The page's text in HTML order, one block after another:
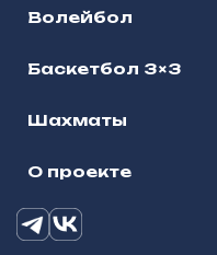
Волейбол
Баскетбол 3×3
Шахматы
О проекте